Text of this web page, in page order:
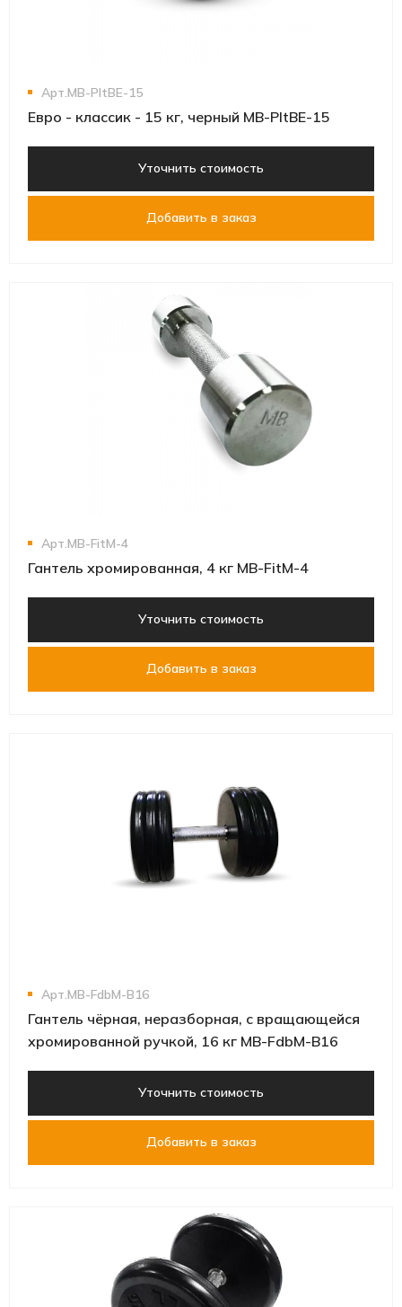
Арт.MB-PltBE-15
Евро - классик - 15 кг, черный MB-PltBE-15
Уточнить стоимость
Добавить в заказ
Арт.MB-FitM-4
Гантель хромированная, 4 кг MB-FitM-4
Уточнить стоимость
Добавить в заказ
Арт.MB-FdbM-B16
Гантель чёрная, неразборная, с вращающейся
хромированной ручкой, 16 кг MB-FdbM-B16
Уточнить стоимость
Добавить в заказ